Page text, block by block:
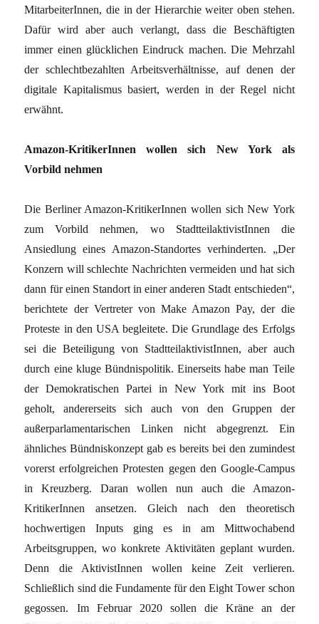
MitarbeiterInnen, die in der Hierarchie weiter oben stehen.
Dafür wird aber auch verlangt, dass die Beschäftigten
immer einen glücklichen Eindruck machen. Die Mehrzahl
der schlechtbezahlten Arbeitsverhältnisse, auf denen der
digitale Kapitalismus basiert, werden in der Regel nicht
erwähnt.
Amazon-KritikerInnen wollen sich New York als
Vorbild nehmen
Die Berliner Amazon-KritikerInnen wollen sich New York
zum Vorbild nehmen, wo StadtteilaktivistInnen die
Ansiedlung eines Amazon-Standortes verhinderten. „Der
Konzern will schlechte Nachrichten vermeiden und hat sich
dann für einen Standort in einer anderen Stadt entschieden“,
berichtete der Vertreter von Make Amazon Pay, der die
Proteste in den USA begleitete. Die Grundlage des Erfolgs
sei die Beteiligung von StadtteilaktivistInnen, aber auch
durch eine kluge Bündnispolitik. Einerseits habe man Teile
der Demokratischen Partei in New York mit ins Boot
geholt, andererseits sich auch von den Gruppen der
außerparlamentarischen Linken nicht abgegrenzt. Ein
ähnliches Bündniskonzept gab es bereits bei den zumindest
vorerst erfolgreichen Protesten gegen den Google-Campus
in Kreuzberg. Daran wollen nun auch die Amazon-
KritikerInnen ansetzen. Gleich nach den theoretisch
hochwertigen Inputs ging es in am Mittwochabend
Arbeitsgruppen, wo konkrete Aktivitäten geplant wurden.
Denn die AktivistInnen wollen keine Zeit verlieren.
Schließlich sind die Fundamente für den Eight Tower schon
gegossen. Im Februar 2020 sollen die Kräne an der